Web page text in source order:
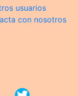
usuarios
con nosotros